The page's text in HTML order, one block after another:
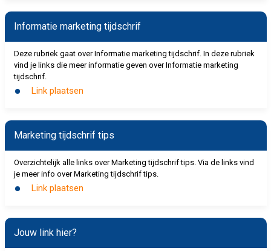
Informatie marketing tijdschrif
Deze rubriek gaat over Informatie marketing tijdschrif. In deze rubriek
vind je links die meer informatie geven over Informatie marketing
tijdschrif.
Link plaatsen
Marketing tijdschrif tips
Overzichtelijk alle links over Marketing tijdschrif tips. Via de links vind
je meer info over Marketing tijdschrif tips.
Link plaatsen
Jouw link hier?